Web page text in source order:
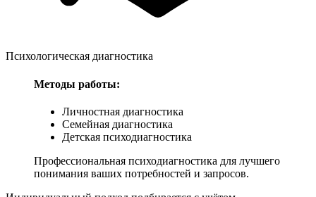
Психологическая диагностика
Методы работы:
Личностная диагностика
Семейная диагностика
Детская психодиагностика
Профессиональная психодиагностика для лучшего
понимания ваших потребностей и запросов.